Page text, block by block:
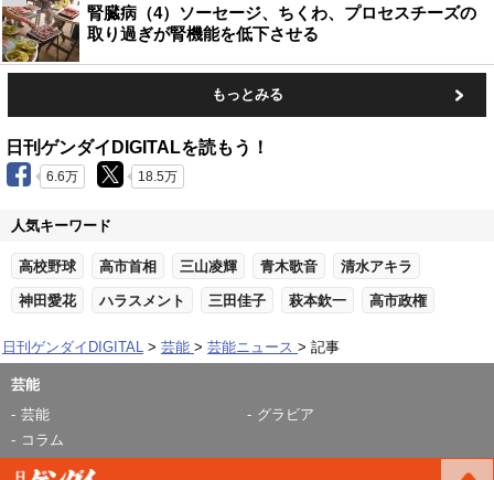
腎臓病（4）ソーセージ、ちくわ、プロセスチーズの
取り過ぎが腎機能を低下させる
もっとみる
日刊ゲンダイDIGITALを読もう！
6.6万 18.5万
人気キーワード
高校野球 高市首相 三山凌輝 青木歌音 清水アキラ
神田愛花 ハラスメント 三田佳子 萩本欽一 高市政権
日刊ゲンダイDIGITAL 芸能 芸能ニュース 記事
芸能
芸能
グラビア
コラム